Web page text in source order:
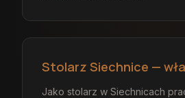
Stolarz Siechnice —
Jako stolarz w Siechnicach